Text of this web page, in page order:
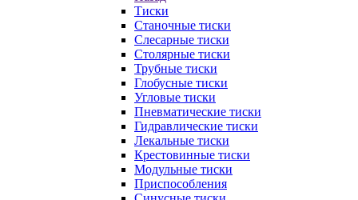
Тиски
Станочные тиски
Слесарные тиски
Столярные тиски
Трубные тиски
Глобусные тиски
Угловые тиски
Пневматические тиски
Гидравлические тиски
Лекальные тиски
Крестовинные тиски
Модульные тиски
Приспособления